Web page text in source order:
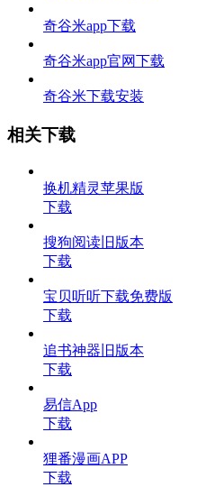
奇谷米app下载
奇谷米app官网下载
奇谷米下载安装
相关下载
换机精灵苹果版
下载
搜狗阅读旧版本
下载
宝贝听听下载免费版
下载
追书神器旧版本
下载
易信App
下载
狸番漫画APP
下载